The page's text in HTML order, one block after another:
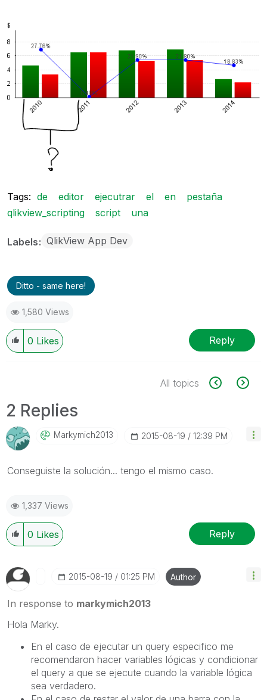
Tags: de editor ejecutrar el en
pestaña
qlikview_scripting
script una
Labels QlikView App Dev
Ditto - same here!
1,580 Views
0 Likes Reply
All topics
2 Replies
Markymich2013 ‎2015-08-19 12:39 PM
Conseguiste la solución... tengo el mismo caso.
1,337 Views
0 Likes Reply
‎2015-08-19 01:25 PM Author
In response to markymich2013
Hola Marky.
En el caso de ejecutar un query especifico me
recomendaron hacer variables lógicas y condicionar
el query a que se ejecute cuando la variable lógica
sea verdadero.